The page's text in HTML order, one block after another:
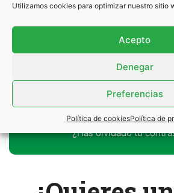
Utilizamos cookies para optimizar nuestro sitio
Acepto
Denegar
Preferencias
Política de cookiesPolítica de
¿Has olvidado tu